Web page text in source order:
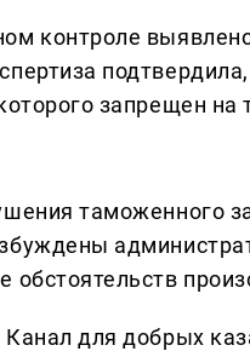
контроле
запрещен
таможенного
обстоятельств
для добрых